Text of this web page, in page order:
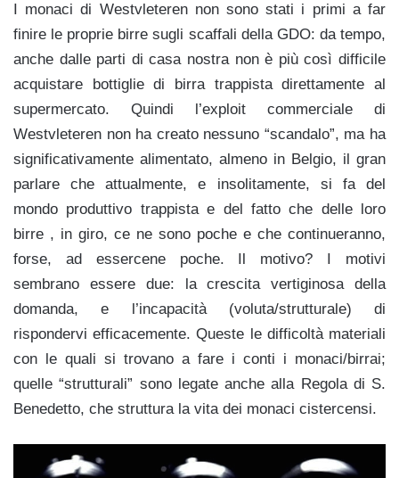
I monaci di Westvleteren non sono stati i primi a far
finire le proprie birre sugli scaffali della GDO: da tempo,
anche dalle parti di casa nostra non è più così difficile
acquistare bottiglie di birra trappista direttamente al
supermercato. Quindi l’exploit commerciale di
Westvleteren non ha creato nessuno “scandalo”, ma ha
significativamente alimentato, almeno in Belgio, il gran
parlare che attualmente, e insolitamente, si fa del
mondo produttivo trappista e del fatto che delle loro
birre , in giro, ce ne sono poche e che continueranno,
forse, ad essercene poche. Il motivo? I motivi
sembrano essere due: la crescita vertiginosa della
domanda, e l’incapacità (voluta/strutturale) di
rispondervi efficacemente. Queste le difficoltà materiali
con le quali si trovano a fare i conti i monaci/birrai;
quelle “strutturali” sono legate anche alla Regola di S.
Benedetto, che struttura la vita dei monaci cistercensi.